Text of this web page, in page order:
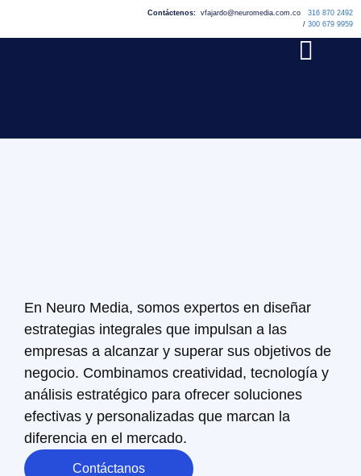
Contáctenos: vfajardo@neuromedia.com.co
316 870 2492
/ 300 679 9959
En Neuro Media, somos expertos en diseñar
estrategias integrales que impulsan a las
empresas a alcanzar y superar sus objetivos de
negocio. Combinamos creatividad, tecnología y
análisis estratégico para ofrecer soluciones
efectivas y personalizadas que marcan la
diferencia en el mercado.
Contáctanos